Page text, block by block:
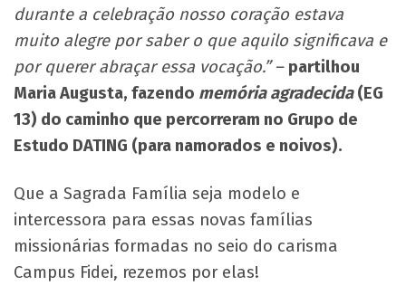
durante a celebração nosso coração estava
muito alegre por saber o que aquilo significava e
por querer abraçar essa vocação.” – partilhou
Maria Augusta, fazendo memória agradecida(EG
13) do caminho que percorreram no Grupo de
Estudo DATING (para namorados e noivos).
Que a Sagrada Família seja modelo e
intercessora para essas novas famílias
missionárias formadas no seio do carisma
Campus Fidei, rezemos por elas!